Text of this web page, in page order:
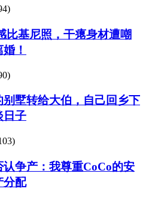
比基尼照，干瘪身材遭嘲
！
墅转给大伯，自己回乡下
日子
争产：我尊重CoCo的安
分配